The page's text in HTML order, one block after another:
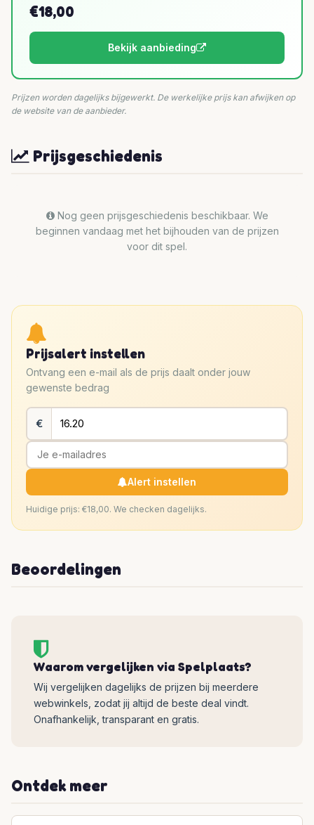
€18,00
Bekijk aanbieding
Prijzen worden dagelijks bijgewerkt. De werkelijke prijs kan afwijken op
de website van de aanbieder.
Prijsgeschiedenis
Nog geen prijsgeschiedenis beschikbaar. We
beginnen vandaag met het bijhouden van de prijzen
voor dit spel.
Prijsalert instellen
Ontvang een e-mail als de prijs daalt onder jouw
gewenste bedrag
€
Alert instellen
Huidige prijs: €18,00. We checken dagelijks.
Beoordelingen
Waarom vergelijken via Spelplaats?
Wij vergelijken dagelijks de prijzen bij meerdere
webwinkels, zodat jij altijd de beste deal vindt.
Onafhankelijk, transparant en gratis.
Ontdek meer